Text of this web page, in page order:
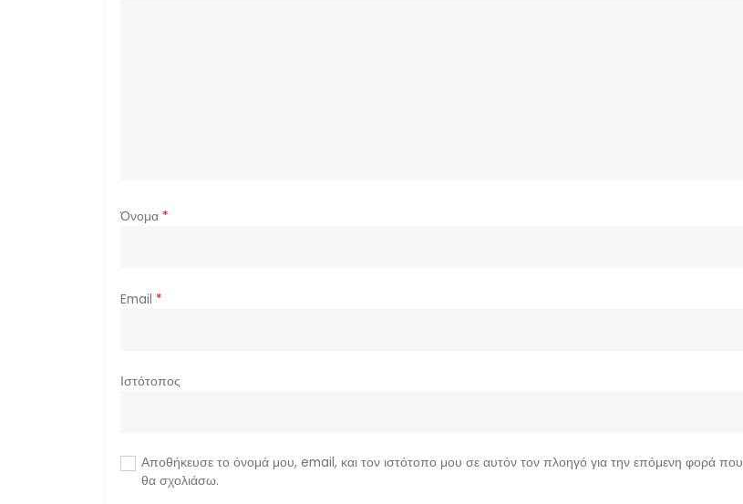
ω
Όνομα *
Email *
Ιστότοπος
Αποθήκευσε το όνομά μου, email, και τον ιστότοπο μου σε αυτόν τον πλοηγό για την επόμενη φορά που
θα σχολιάσω.